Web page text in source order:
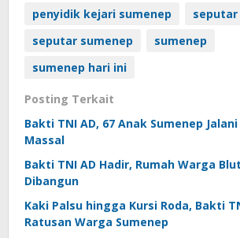
penyidik kejari sumenep
seputar
seputar sumenep
sumenep
sumenep hari ini
Posting Terkait
Bakti TNI AD, 67 Anak Sumenep
Massal
Bakti TNI AD Hadir, Rumah Warga
Dibangun
Kaki Palsu hingga Kursi Roda, Bakti
Ratusan Warga Sumenep